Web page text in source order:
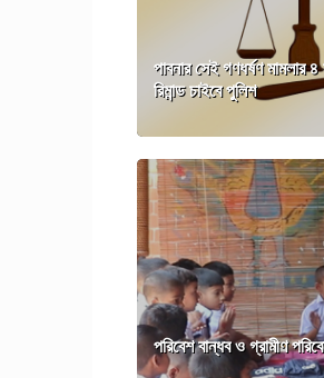
পাবনার সেই গণধর্ষণ মামলার
রিমান্ড চাইবে পুলিশ
পরিবেশ বান্ধব ও গ্রামীণ